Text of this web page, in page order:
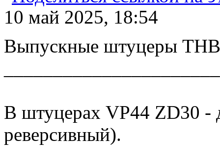
10 май 2025, 18:54
Выпускные штуцеры
В штуцерах VP44 ZD30 -
реверсивный).